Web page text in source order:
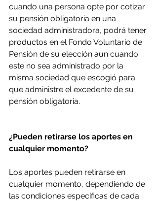
cuando una persona opte por cotizar
su pensión obligatoria en una
sociedad administradora, podrá tener
productos en el Fondo Voluntario de
Pensión de su elección aun cuando
este no sea administrado por la
misma sociedad que escogió para
que administre el excedente de su
pensión obligatoria.
¿Pueden retirarse los aportes en
cualquier momento?
Los aportes pueden retirarse en
cualquier momento, dependiendo de
las condiciones específicas de cada